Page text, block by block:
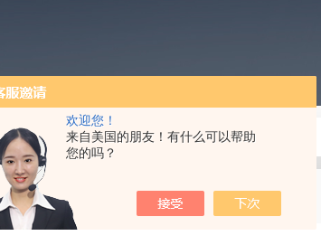
欢迎您！
来自美国的朋友！有什么可以帮助
您的吗？